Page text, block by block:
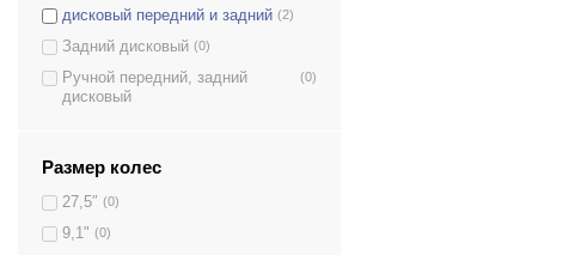
дисковый передний и задний (2)
Задний дисковый (0)
Ручной передний, задний
дисковый
(0)
Размер колес
27,5″ (0)
9,1" (0)